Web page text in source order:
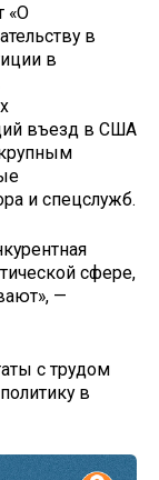
«О
в
в
въезд в США
и спецслужб.
сфере,
—
с трудом
в